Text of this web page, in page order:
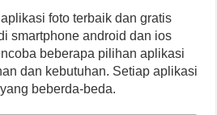
foto terbaik dan gratis
smartphone android dan ios
beberapa pilihan aplikasi
dan kebutuhan. Setiap aplikasi
beberda-beda.